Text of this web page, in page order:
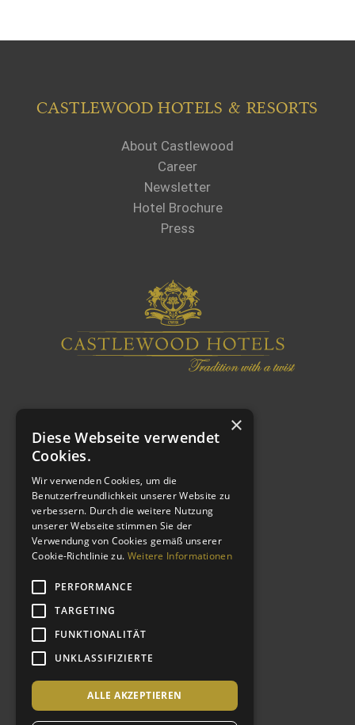
CASTLEWOOD HOTELS & RESORTS
About Castlewood
Career
Newsletter
Hotel Brochure
Press
MORE LINKS
Imprint
×
Diese Webseite verwendet
Cookies.
Wir verwenden Cookies, um die
Benutzerfreundlichkeit unserer Website zu
verbessern. Durch die weitere Nutzung
unserer Webseite stimmen Sie der
Verwendung von Cookies gemäß unserer
Cookie-Richtlinie zu. Weitere Informationen
PERFORMANCE
TARGETING
FUNKTIONALITÄT
UNKLASSIFIZIERTE
ALLE AKZEPTIEREN